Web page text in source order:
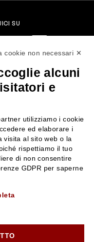
SU
la Rossi Card
con noi
*
cookie non necessari ✕
alcuni
e
utilizziamo i cookie
ed elaborare i
visita al sito web o la
rispettiamo il tuo
di non consentire
GDPR per saperne